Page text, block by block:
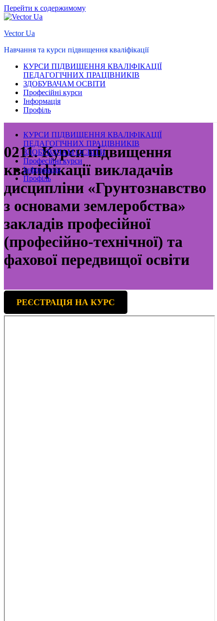
Перейти к содержимому
Vector Ua
Навчання та курси підвищення кваліфікації
КУРСИ ПІДВИЩЕННЯ КВАЛІФІКАЦІЇ
ПЕДАГОГІЧНИХ ПРАЦІВНИКІВ
ЗДОБУВАЧАМ ОСВІТИ
Професійні курси
Інформація
Профіль
КУРСИ ПІДВИЩЕННЯ КВАЛІФІКАЦІЇ
ПЕДАГОГІЧНИХ ПРАЦІВНИКІВ
ЗДОБУВАЧАМ ОСВІТИ
Професійні курси
Інформація
Профіль
0211. Курси підвищення
кваліфікації викладачів
дисципліни «Грунтознавство
з основами землеробства»
закладів професійної
(професійно-технічної) та
фахової передвищої освіти
РЕЄСТРАЦІЯ НА КУРС